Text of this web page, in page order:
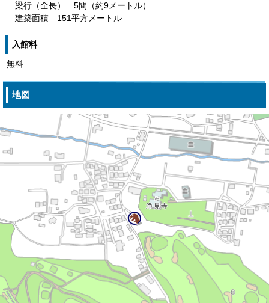
梁行（全長） 5間（約9メートル）
建築面積 151平方メートル
入館料
無料
地図